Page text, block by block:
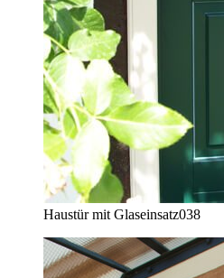
Haustür mit Glaseinsatz038